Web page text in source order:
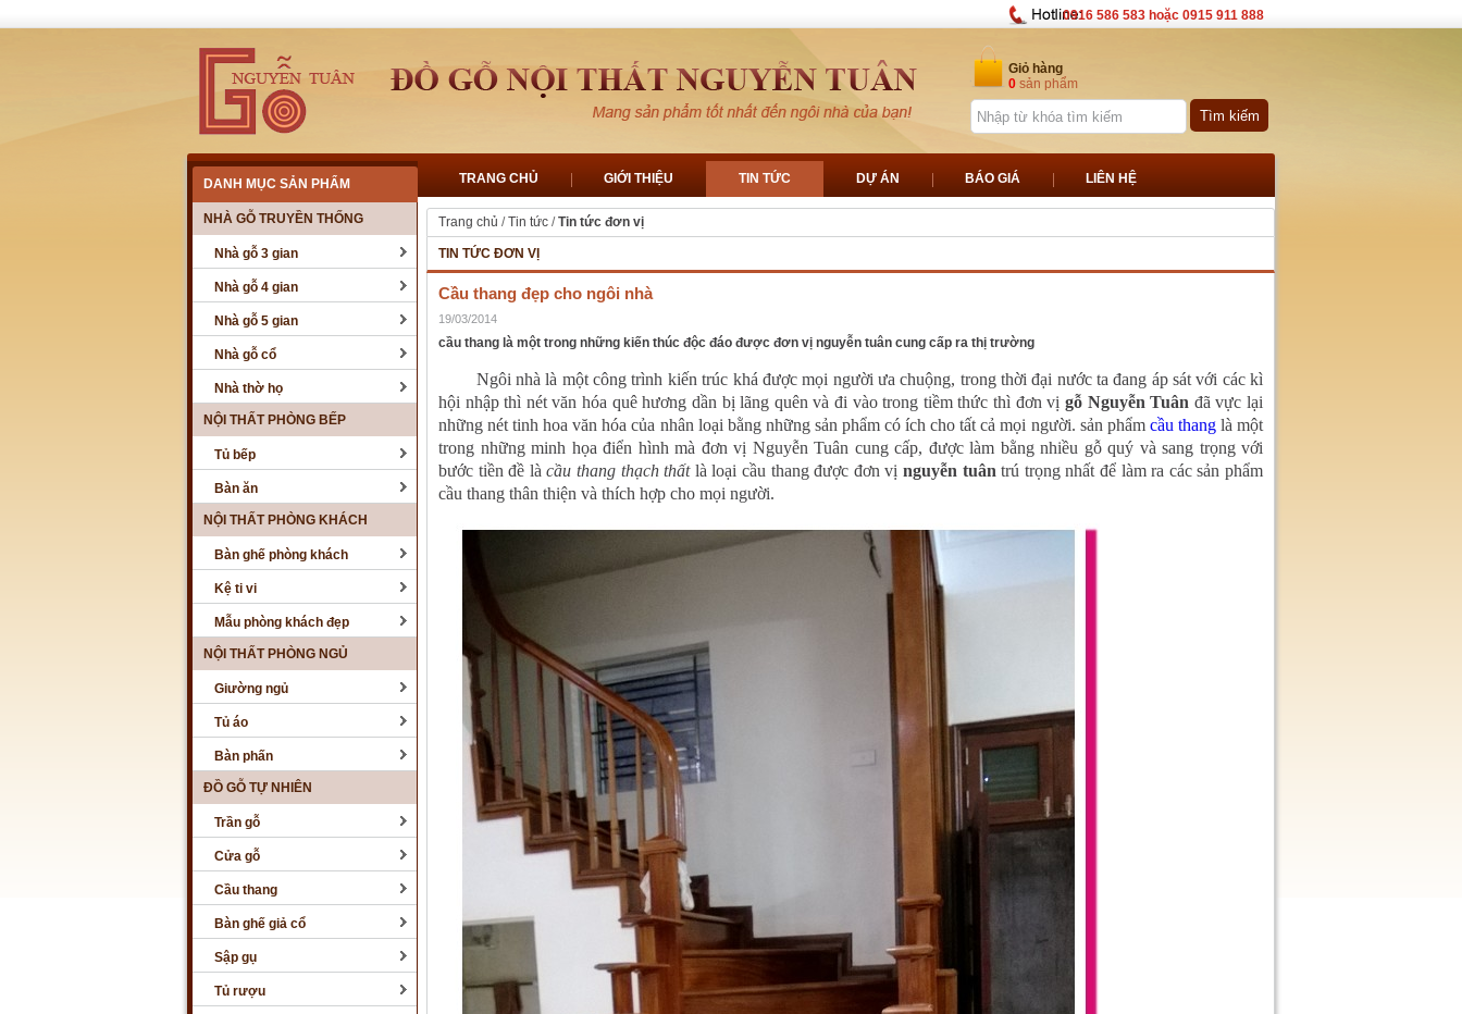
0916 586 583 hoặc 0915 911 888
Giỏ hàng
0 sản phẩm
DANH MỤC SẢN PHẨM
NHÀ GỖ TRUYỀN THỐNG
Nhà gỗ 3 gian
Nhà gỗ 4 gian
Nhà gỗ 5 gian
Nhà gỗ cổ
Nhà thờ họ
NỘI THẤT PHÒNG BẾP
Tủ bếp
Bàn ăn
NỘI THẤT PHÒNG KHÁCH
Bàn ghế phòng khách
Kệ ti vi
Mẫu phòng khách đẹp
NỘI THẤT PHÒNG NGỦ
Giường ngủ
Tủ áo
Bàn phấn
ĐỒ GỖ TỰ NHIÊN
Trần gỗ
Cửa gỗ
Cầu thang
Bàn ghế giả cổ
Sập gụ
Tủ rượu
TRANG CHỦ GIỚI THIỆU TIN TỨC DỰ ÁN BÁO GIÁ LIÊN HỆ
Trang chủ /Tin tức /Tin tức đơn vị
TIN TỨC ĐƠN VỊ
Cầu thang đẹp cho ngôi nhà
19/03/2014
cầu thang là một trong những kiến thúc độc đáo được đơn vị nguyễn tuân cung cấp ra thị trường
Ngôi nhà là một công trình kiến trúc khá được mọi người ưa chuộng, trong thời đại nước ta đang áp sát với các kì
hội nhập thì nét văn hóa quê hương dần bị lãng quên và đi vào trong tiềm thức thì đơn vị gỗ Nguyễn Tuân đã vực lại
những nét tinh hoa văn hóa của nhân loại bằng những sản phẩm có ích cho tất cả mọi người. sản phẩm cầu thanglà một
trong những minh họa điển hình mà đơn vị Nguyễn Tuân cung cấp, được làm bằng nhiều gỗ quý và sang trọng với
bước tiền đề làcầu thang thạch thấtlà loại cầu thang được đơn vịnguyễn tuân trú trọng nhất để làm ra các sản phẩm
cầu thang thân thiện và thích hợp cho mọi người.